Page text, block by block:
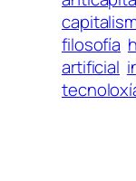
filosofía
artificial